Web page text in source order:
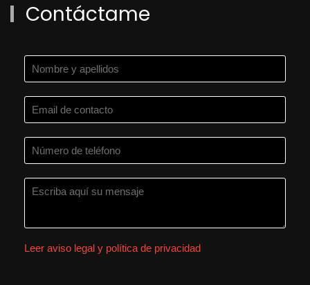
Contáctame
Leer aviso legal y política de privacidad